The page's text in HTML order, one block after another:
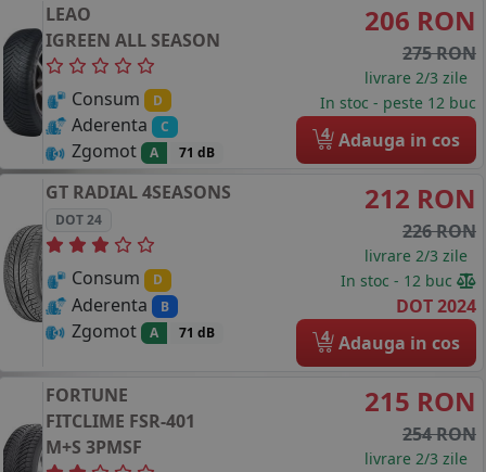
LEAO
IGREEN ALL SEASON
Consum D
Aderenta C
Zgomot A 71 dB
206 RON
275 RON
livrare 2/3 zile
In stoc - peste 12 buc
4 Adauga in cos
GT RADIAL 4SEASONS
DOT 24
Consum D
Aderenta B
Zgomot A 71 dB
212 RON
226 RON
livrare 2/3 zile
In stoc - 12 buc
DOT 2024
4 Adauga in cos
FORTUNE
FITCLIME FSR-401
M+S 3PMSF
215 RON
254 RON
livrare 2/3 zile